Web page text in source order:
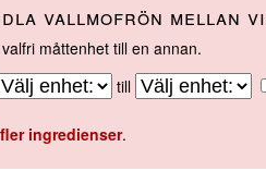
vallmofrön mellan
måttenhet till en annan.
till
ingredienser.